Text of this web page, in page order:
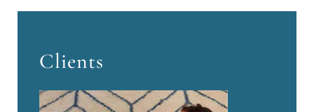
Clients